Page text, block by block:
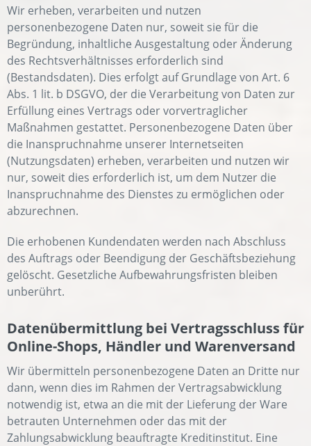
Wir erheben, verarbeiten und nutzen
personenbezogene Daten nur, soweit sie für die
Begründung, inhaltliche Ausgestaltung oder Änderung
des Rechtsverhältnisses erforderlich sind
(Bestandsdaten). Dies erfolgt auf Grundlage von Art. 6
Abs. 1 lit. b DSGVO, der die Verarbeitung von Daten zur
Erfüllung eines Vertrags oder vorvertraglicher
Maßnahmen gestattet. Personenbezogene Daten über
die Inanspruchnahme unserer Internetseiten
(Nutzungsdaten) erheben, verarbeiten und nutzen wir
nur, soweit dies erforderlich ist, um dem Nutzer die
Inanspruchnahme des Dienstes zu ermöglichen oder
abzurechnen.
Die erhobenen Kundendaten werden nach Abschluss
des Auftrags oder Beendigung der Geschäftsbeziehung
gelöscht. Gesetzliche Aufbewahrungsfristen bleiben
unberührt.
Datenübermittlung bei Vertragsschluss für
Online-Shops, Händler und Warenversand
Wir übermitteln personenbezogene Daten an Dritte nur
dann, wenn dies im Rahmen der Vertragsabwicklung
notwendig ist, etwa an die mit der Lieferung der Ware
betrauten Unternehmen oder das mit der
Zahlungsabwicklung beauftragte Kreditinstitut. Eine